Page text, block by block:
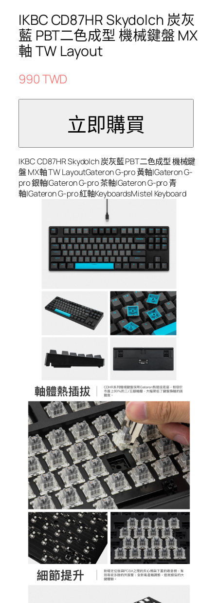
IKBC CD87HR Skydolch 炭灰
藍 PBT二色成型 機械鍵盤 MX
軸 TW Layout
990 TWD
IKBC CD87HR Skydolch 炭灰藍 PBT二色成型 機械鍵
盤 MX軸 TW LayoutGateron G-pro 黃軸|Gateron G-
pro 銀軸|Gateron G-pro 茶軸|Gateron G-pro 青
軸|Gateron G-pro 紅軸KeyboardsMistel Keyboard